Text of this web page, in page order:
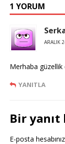
1 YORUM
ARALIK
Merhaba
YANITLA
Bir yanıt
E-posta